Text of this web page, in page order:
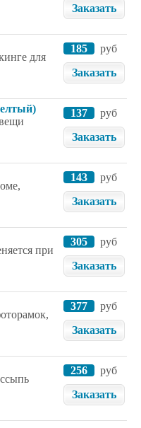
Заказать
для
185
руб
Заказать
137
руб
Заказать
143
руб
Заказать
при
305
руб
Заказать
377
руб
Заказать
256
руб
Заказать